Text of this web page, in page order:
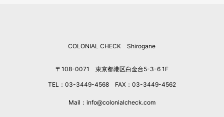
COLONIAL CHECK Shirogane
〒108-0071 東京都港区白金台5-3-6 1F
TEL：03-3449-4568 FAX：03-3449-4562
Mail：info@colonialcheck.com